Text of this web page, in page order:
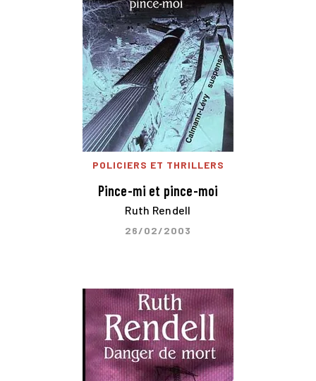
POLICIERS ET THRILLERS
Pince-mi et pince-moi
Ruth Rendell
26/02/2003